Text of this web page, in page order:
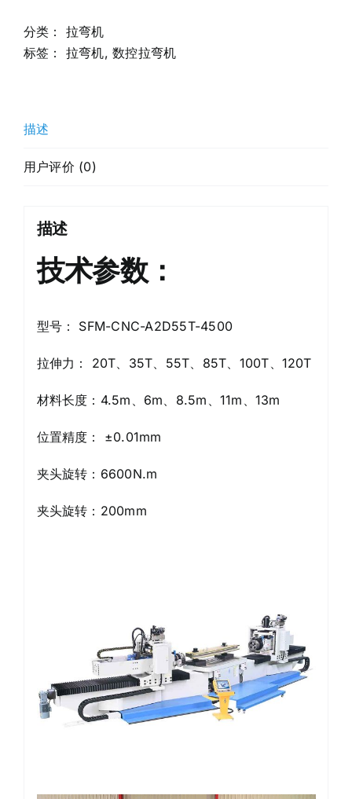
分类： 拉弯机
标签： 拉弯机,数控拉弯机
描述
用户评价 (0)
描述
技术参数：
型号： SFM-CNC-A2D55T-4500
拉伸力： 20T、35T、55T、85T、100T、120T
材料长度：4.5m、6m、8.5m、11m、13m
位置精度： ±0.01mm
夹头旋转：6600N.m
夹头旋转：200mm